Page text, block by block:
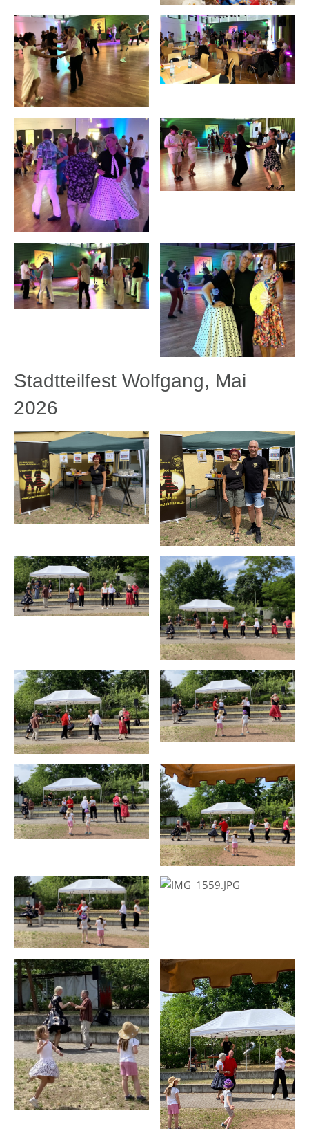
Stadtteilfest Wolfgang, Mai
2026